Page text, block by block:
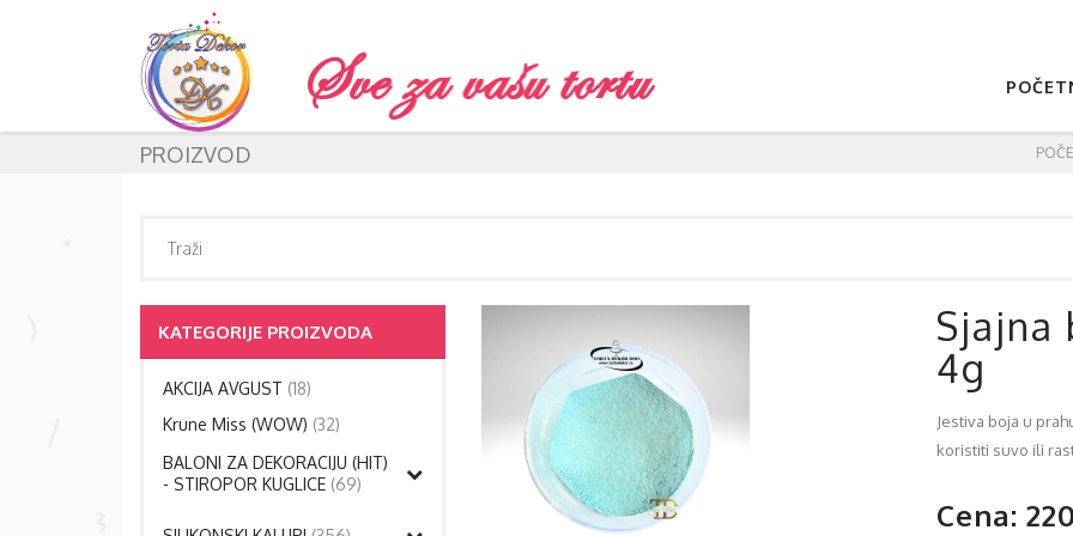
PROIZVOD
KATEGORIJE PROIZVODA
AKCIJA AVGUST (18)
Krune Miss (WOW) (32)
BALONI ZA DEKORACIJU (HIT)
- STIROPOR KUGLICE (69)
Sjajna
4g
Jestiva boja u
koristiti suvo ili
Cena: